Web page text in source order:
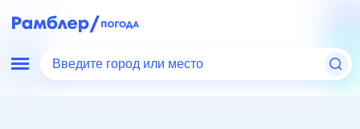
Введите город или место